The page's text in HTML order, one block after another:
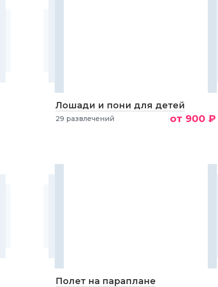
Лошади и пони для детей
29 развлечений от 900 ₽
Полет на параплане